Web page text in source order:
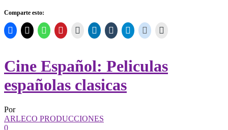
Comparte esto:
Cine Español: Peliculas
españolas clasicas
Por
ARLECO PRODUCCIONES
0